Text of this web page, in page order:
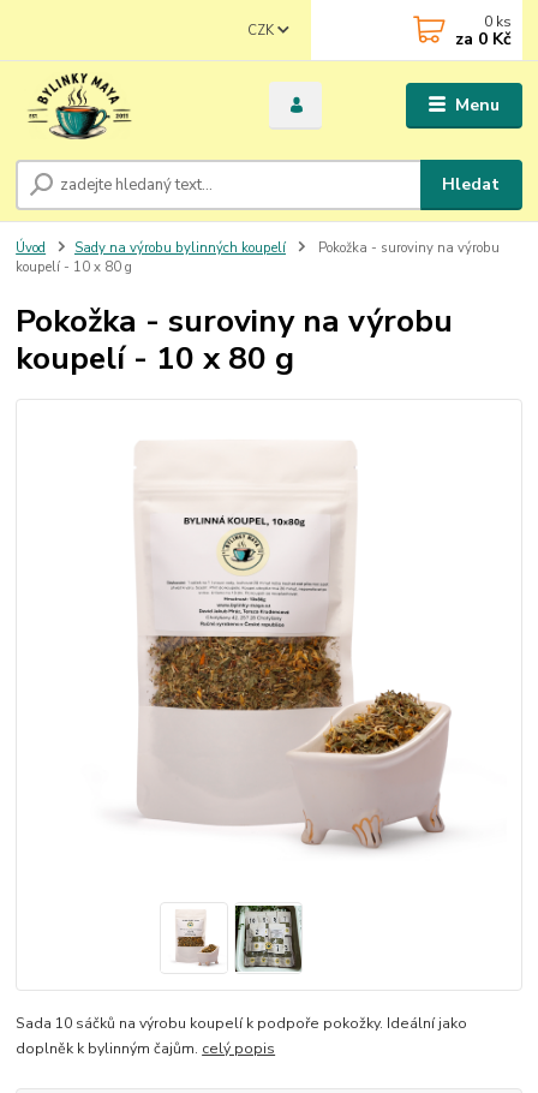
Menu
CZK
Hledat
0 ks
za 0 Kč
Úvod Sady na výrobu bylinných koupelí
Pokožka - suroviny na výrobu
koupelí - 10 x 80 g
Pokožka - suroviny na výrobu
koupelí - 10 x 80 g
Sada 10 sáčků na výrobu koupelí k podpoře pokožky. Ideální jako
doplněk k bylinným čajům. celý popis